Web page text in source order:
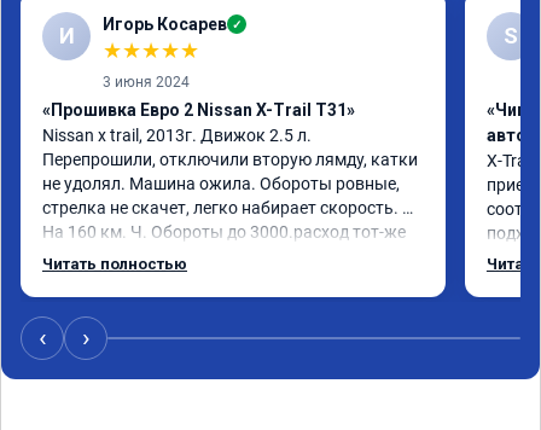
И Игорь Косарев ✓
★★★★★
3 июня 2024
«Прошивка Евро 2 Nissan X-Trail T31»
Nissan x trаil, 2013г. Движок 2.5 л.
Перепрошили, отключили вторую лямду, катки
не удолял. Машина ожила. Обороты ровные,
стрелка не скачет, легко набирает скорость.
На 160 км. Ч. Обороты до 3000.расход тот-же
без изменения 12л. Услугой доволен.
Читать полностью
S
«Чип
X-Trail
‹ ›